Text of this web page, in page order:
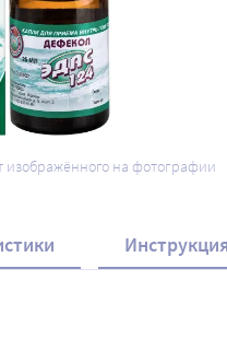
изображённого на фотографии
Инструкция